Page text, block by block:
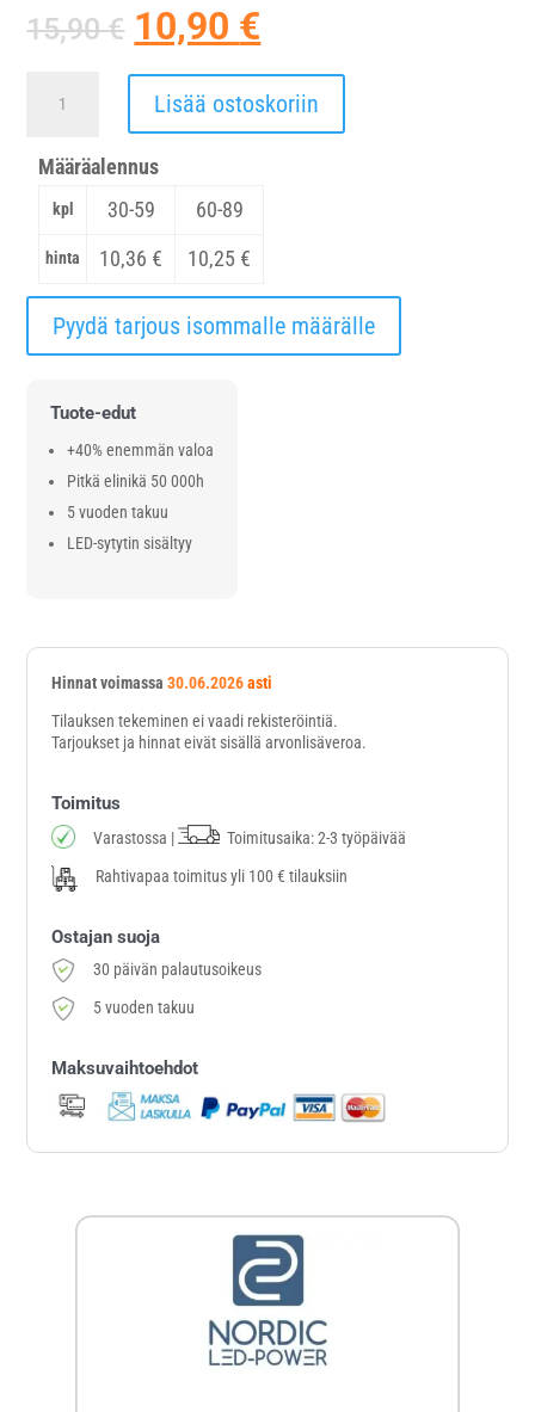
15,90€ Alkuperäinen
hinta
oli:
15,90 €.
10,90 €
hinta
on:
10,90 €.
korkealla
10W/840/4000K
määrä
Lisää ostoskoriin
Määräalennus
kpl 30-59 60-89
hinta 10,36 € 10,25 €
Pyydä tarjous isommalle määrälle
Tuote-edut
+40% enemmän valoa
Pitkä elinikä 50 000h
5 vuoden takuu
LED-sytytin sisältyy
Hinnat voimassa30.06.2026asti
Tilauksen tekeminen ei vaadi rekisteröintiä.
Tarjoukset ja hinnat eivät sisällä arvonlisäveroa.
Toimitus
Varastossa |
Toimitusaika: 2-3 työpäivää
Rahtivapaa toimitus yli 100 € tilauksiin
Ostajan suoja
30 päivän palautusoikeus
5 vuoden takuu
Maksuvaihtoehdot